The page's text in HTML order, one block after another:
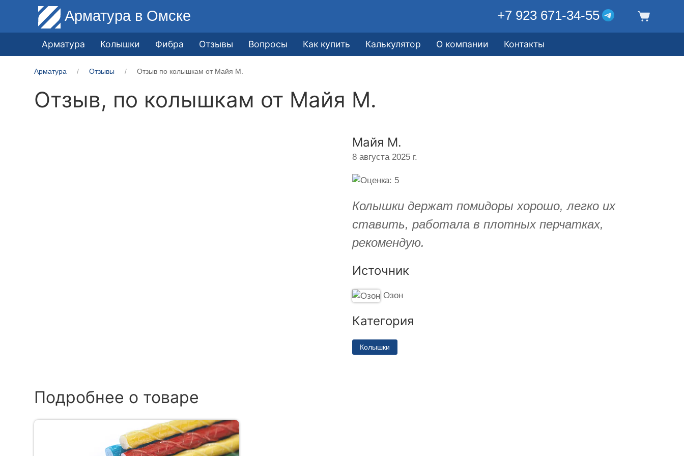
Арматура в Омске +7 923 671-34-55
Арматура Колышки Фибра Отзывы Вопросы Как купить Калькулятор О компании Контакты
Арматура Отзывы Отзыв по колышкам от Майя М.
Отзыв, по колышкам от Майя М.
Майя М.
8 августа 2025 г.
Колышки держат помидоры хорошо, легко их
ставить, работала в плотных перчатках,
рекомендую.
Источник
Озон
Категория
Колышки
Подробнее о товаре